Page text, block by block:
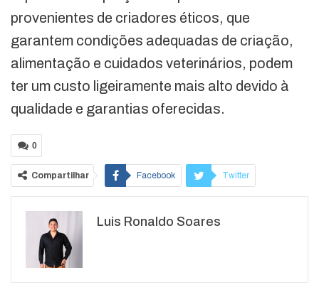
provenientes de criadores éticos, que
garantem condições adequadas de criação,
alimentação e cuidados veterinários, podem
ter um custo ligeiramente mais alto devido à
qualidade e garantias oferecidas.
0
Compartilhar Facebook Twitter
WhatsApp
Luis Ronaldo Soares